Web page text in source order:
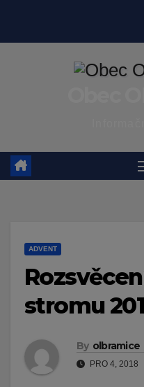
ADVENT
stromu
By olbramice
PRO 4, 2018